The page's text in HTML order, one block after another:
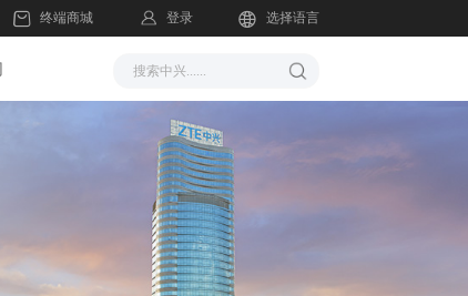
终端商城 登录 选择语言